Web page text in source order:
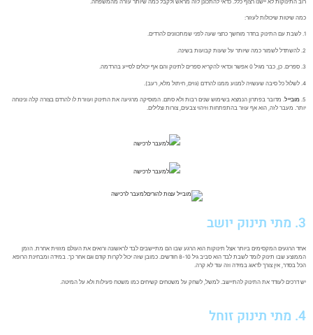
רוב התינוקות לא יישנו רצוף כלל. כדאי להתכונן לזה מראש ולקבל כמה שיותר עזרה מהמשפחה.
כמה שיטות שיכולות לעזור:
1. לשבת עם התינוק בחדר מוחשך כחצי שעה לפני שמתכוונים להרדים.
2. להשתדל לשמור כמה שיותר על שעות קבועות בשינה.
3. ספרים. כן, כבר מגיל 0 אפשר וכדאי להקריא ספרים לתינוק והם אף יכולים לסייע בהרדמה.
4. לשלול כל סיבה שעשויה למנוע ממנו להרדם (גזים, חיתול מלא, רעב).
5. מובייל. מדובר בפתרון הנמצא בשימוש שנים רבות ולא סתם. המוסיקה מרגיעה את התינוק ועוזרת לו להרדם בצורה קלה ונינוחה
יותר. מעבר לזה, הוא אף עוזר בהתפתחות וזיהוי צבעים, צורות וצלילים.
למעבר לרכישה
למעבר לרכישה
למעבר לרכישה
3. מתי תינוק יושב
אחד הרגעים המקסימים ביותר אצל תינוקות הוא הרגע שבו הם מתיישבים לבד לראשונה ורואים את העולם מזווית אחרת. הזמן
הממוצע שבו תינוק לומד לשבת לבד הוא סביב גיל 8-10 חודשים. כמובן שזה יכול לקרות קודם וגם אחר כך. במידה ומבחינת הרופא
הכל בסדר, אין צורך לדאוג במידה וזה עוד לא קרה.
יש דרכים לעודד את התינוק להתיישב. למשל, לשחק על משטחים קשיחים כמו משטח פעילות ולא על המיטה.
4. מתי תינוק זוחל